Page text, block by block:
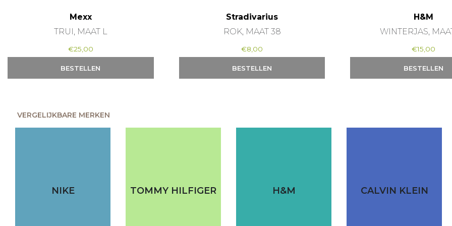
Mexx
TRUI, MAAT L
€25,00
BESTELLEN
Stradivarius
ROK, MAAT 38
€8,00
BESTELLEN
H&M
WINTERJAS,
€15,00
BESTELLEN
VERGELIJKBARE MERKEN
NIKE TOMMY HILFIGER H&M CALVIN KLEIN